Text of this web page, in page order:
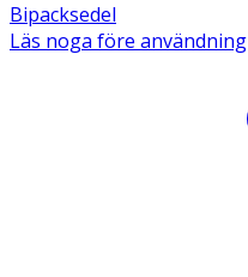
Bipacksedel
Läs noga före användning